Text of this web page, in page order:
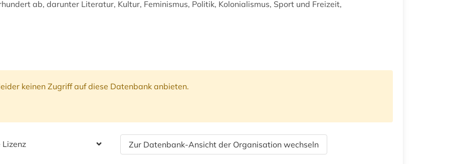
ab, darunter Literatur, Kultur, Feminismus, Politik, Kolonialismus, Sport und Freizeit,
keinen Zugriff auf diese Datenbank anbieten.
Lizenz Zur Datenbank-Ansicht der Organisation wechseln